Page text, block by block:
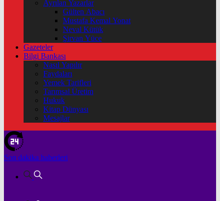
Ayrılan Yazarlar
Gülten Abacı
Mustafa Kemal Yonat
Neval Kütük
Şirvan Yüce
Gazeteler
Bilgi Bankası
Nasıl Yapılır
Faydaları
Yemek Tarifleri
Tarımsal Üretim
Hukuk
Kitap Dünyası
Mesajlar
Son dakika haberleri